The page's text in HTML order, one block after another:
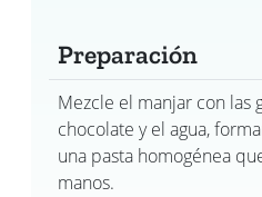
Preparación
Mezcle el manjar con las
chocolate y el agua,
una pasta homogénea
manos.